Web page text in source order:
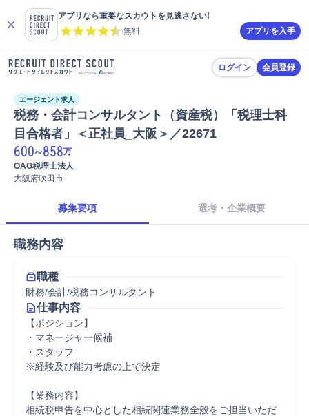
アプリなら重要なスカウトを見逃さない!
無料
アプリを入手
ログイン 会員登録
エージェント求人
税務・会計コンサルタント（資産税）「税理士科
目合格者」＜正社員_大阪＞／22671
600~858万
OAG税理士法人
大阪府吹田市
募集要項 選考・企業概要
職務内容
職種
財務/会計/税務コンサルタント
仕事内容
【ポジション】
・マネージャー候補
・スタッフ
※経験及び能力考慮の上で決定
【業務内容】
相続税申告を中心とした相続関連業務全般をご担当いただ